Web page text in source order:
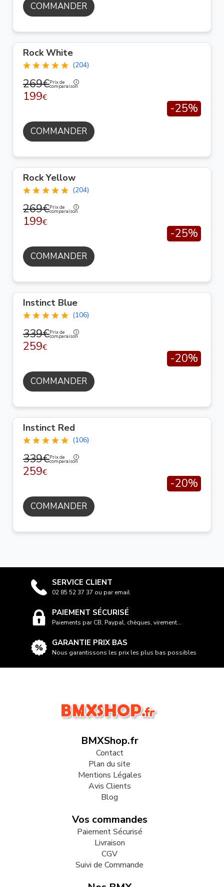
COMMANDER
Rock White
(204)
269€Prix de
comparaison
199€
-25%
COMMANDER
Rock Yellow
(204)
269€Prix de
comparaison
199€
-25%
COMMANDER
Instinct Blue
(106)
339€Prix de
comparaison
259€
-20%
COMMANDER
Instinct Red
(106)
339€Prix de
comparaison
259€
-20%
COMMANDER
SERVICE CLIENT
02 85 52 37 37 ou par email
PAIEMENT SÉCURISÉ
Paiements par CB, Paypal, chèques, virement...
GARANTIE PRIX BAS
Nous garantissons les prix les plus bas possibles
BMXShop.fr
Contact
Plan du site
Mentions Légales
Avis Clients
Blog
Vos commandes
Paiement Sécurisé
Livraison
CGV
Suivi de Commande